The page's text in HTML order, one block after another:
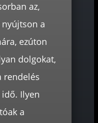
az,
a
ezúton
dolgokat,
rendelés
Ilyen
a